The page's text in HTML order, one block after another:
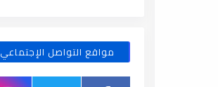
مواقع التواصل الإجتماعي